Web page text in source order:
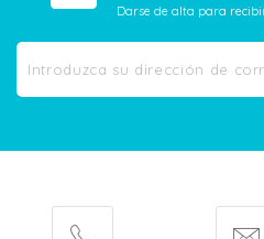
Darse de alta para